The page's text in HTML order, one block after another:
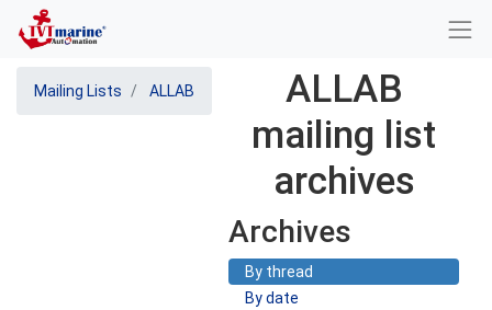
Mailing Lists ALLAB
ALLAB
mailing list
archives
Archives
By thread
By date